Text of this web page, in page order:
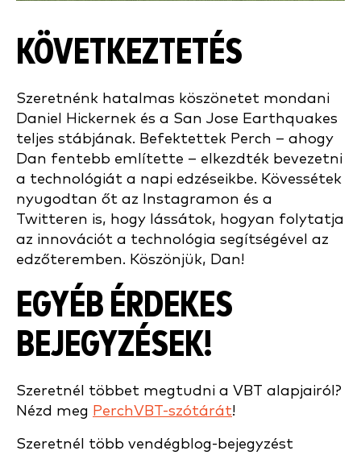
KÖVETKEZTETÉS
Szeretnénk hatalmas köszönetet mondani
Daniel Hickernek és a San Jose Earthquakes
teljes stábjának. Befektettek Perch – ahogy
Dan fentebb említette – elkezdték bevezetni
a technológiát a napi edzéseikbe. Kövessétek
nyugodtan őt az Instagramon és a
Twitteren is, hogy lássátok, hogyan folytatja
az innovációt a technológia segítségével az
edzőteremben. Köszönjük, Dan!
EGYÉB ÉRDEKES
BEJEGYZÉSEK!
Szeretnél többet megtudni a VBT alapjairól?
Nézd meg PerchVBT-szótárát!
Szeretnél több vendégblog-bejegyzést